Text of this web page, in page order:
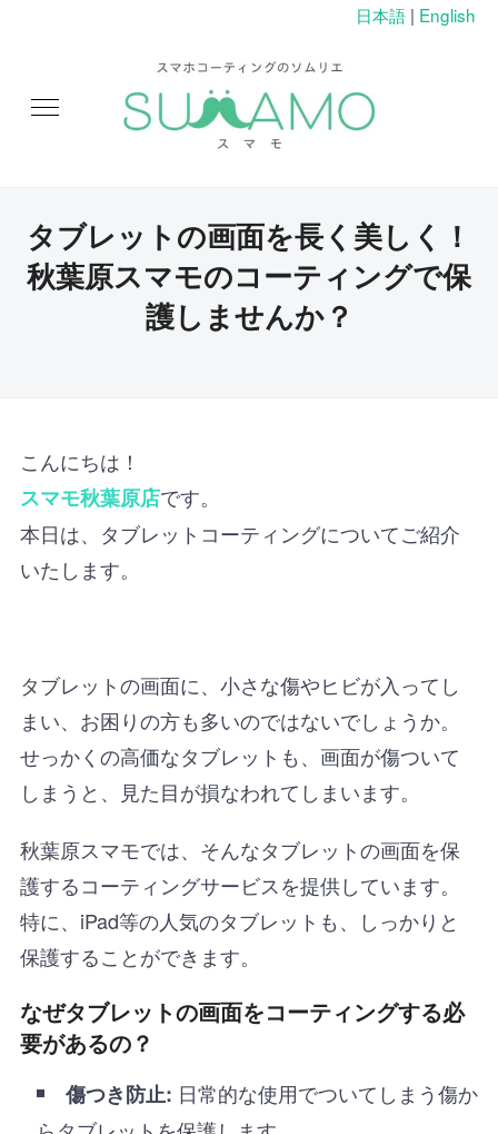
日本語 | English
タブレットの画面を長く美しく！
秋葉原スマモのコーティングで保
護しませんか？
こんにちは！
スマモ秋葉原店です。
本日は、タブレットコーティングについてご紹介
いたします。
タブレットの画面に、小さな傷やヒビが入ってし
まい、お困りの方も多いのではないでしょうか。
せっかくの高価なタブレットも、画面が傷ついて
しまうと、見た目が損なわれてしまいます。
秋葉原スマモでは、そんなタブレットの画面を保
護するコーティングサービスを提供しています。
特に、iPad等の人気のタブレットも、しっかりと
保護することができます。
なぜタブレットの画面をコーティングする必
要があるの？
傷つき防止: 日常的な使用でついてしまう傷か